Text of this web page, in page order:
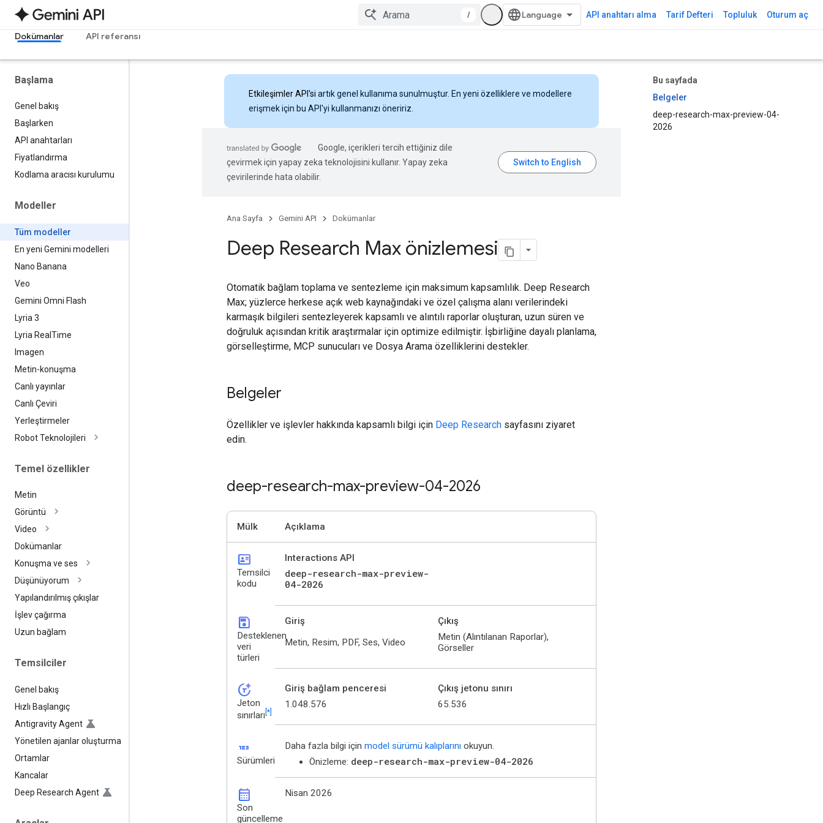
/ API anahtarı alma Tarif Defteri Topluluk Oturum aç
Dokümanlar API referansı
Başlama
Genel bakış
Başlarken
API anahtarları
Fiyatlandırma
Kodlama aracısı kurulumu
Modeller
Tüm modeller
En yeni Gemini modelleri
Nano Banana
Veo
Gemini Omni Flash
Lyria 3
Lyria Real Time
Imagen
Metin-konuşma
Canlı yayınlar
Canlı Çeviri
Yerleştirmeler
Robot Teknolojileri
Temel özellikler
Metin
Görüntü
Video
Dokümanlar
Konuşma ve ses
Düşünüyorum
Yapılandırılmış çıkışlar
İşlev çağırma
Uzun bağlam
Temsilciler
Genel bakış
Hızlı Başlangıç
Antigravity Agent
Yönetilen ajanlar oluşturma
Ortamlar
Kancalar
Deep Research Agent
Bu sayfada
Belgeler
deep-research-max-preview-04-
2026
Etkileşimler API'si artık genel kullanıma sunulmuştur. En yeni özelliklere ve modellere
erişmek için bu API'yi kullanmanızı öneririz.
Google, içerikleri tercih ettiğiniz dile
çevirmek için yapay zeka teknolojisini kullanır. Yapay zeka
çevirilerinde hata olabilir.
Ana Sayfa Gemini API Dokümanlar
Deep Research Max önizlemesi
Otomatik bağlam toplama ve sentezleme için maksimum kapsamlılık. Deep Research
Max; yüzlerce herkese açık web kaynağındaki ve özel çalışma alanı verilerindeki
karmaşık bilgileri sentezleyerek kapsamlı ve alıntılı raporlar oluşturan, uzun süren ve
doğruluk açısından kritik araştırmalar için optimize edilmiştir. İşbirliğine dayalı planlama,
görselleştirme, MCP sunucuları ve Dosya Arama özelliklerini destekler.
Belgeler
Özellikler ve işlevler hakkında kapsamlı bilgi için Deep Research sayfasını ziyaret
edin.
deep-research-max-preview-04-2026
Mülk Açıklama
id_card
Temsilci
kodu
Interactions API
deep-research-max-preview-
04-2026
save
Desteklenen
veri
türleri
Giriş
Metin, Resim, PDF, Ses, Video
Çıkış
Metin (Alıntılanan Raporlar),
Görseller
token_auto
Jeton
sınırları [*]
Giriş bağlam penceresi
1.048.576
Çıkış jetonu sınırı
65.536
123
Sürümleri
Daha fazla bilgi için model sürümü kalıplarını okuyun.
Önizleme: deep-research-max-preview-04-2026
calendar_month
Son
güncelleme
Nisan 2026